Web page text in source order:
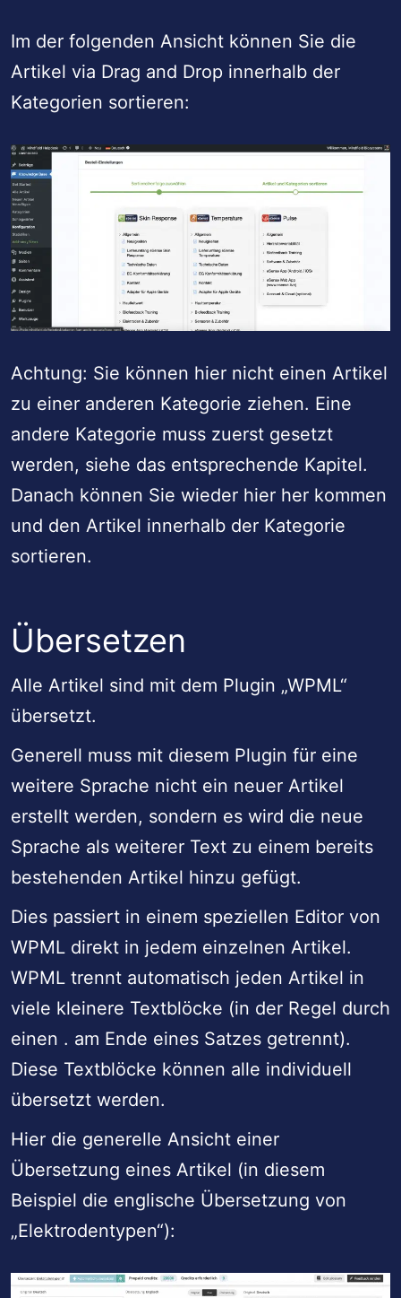
Im der folgenden Ansicht können Sie die
Artikel via Drag and Drop innerhalb der
Kategorien sortieren:
Achtung: Sie können hier nicht einen Artikel
zu einer anderen Kategorie ziehen. Eine
andere Kategorie muss zuerst gesetzt
werden, siehe das entsprechende Kapitel.
Danach können Sie wieder hier her kommen
und den Artikel innerhalb der Kategorie
sortieren.
Übersetzen
Alle Artikel sind mit dem Plugin „WPML“
übersetzt.
Generell muss mit diesem Plugin für eine
weitere Sprache nicht ein neuer Artikel
erstellt werden, sondern es wird die neue
Sprache als weiterer Text zu einem bereits
bestehenden Artikel hinzu gefügt.
Dies passiert in einem speziellen Editor von
WPML direkt in jedem einzelnen Artikel.
WPML trennt automatisch jeden Artikel in
viele kleinere Textblöcke (in der Regel durch
einen . am Ende eines Satzes getrennt).
Diese Textblöcke können alle individuell
übersetzt werden.
Hier die generelle Ansicht einer
Übersetzung eines Artikel (in diesem
Beispiel die englische Übersetzung von
„Elektrodentypen“):